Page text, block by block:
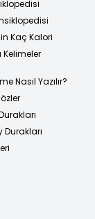
Kaç Kalori
Kelimeler
Nasıl Yazılır?